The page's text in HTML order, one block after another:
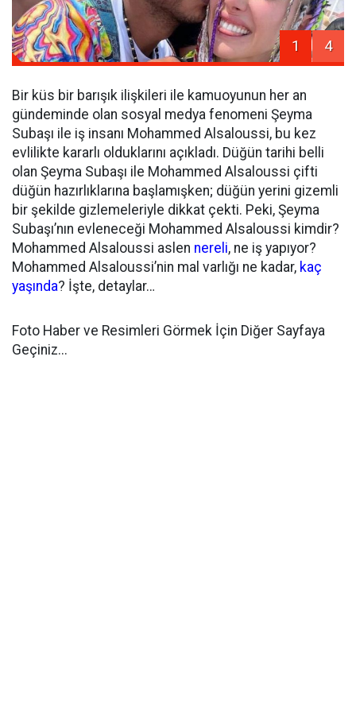
1 4
Bir küs bir barışık ilişkileri ile kamuoyunun her an
gündeminde olan sosyal medya fenomeni Şeyma
Subaşı ile iş insanı Mohammed Alsaloussi, bu kez
evlilikte kararlı olduklarını açıkladı. Düğün tarihi belli
olan Şeyma Subaşı ile Mohammed Alsaloussi çifti
düğün hazırlıklarına başlamışken; düğün yerini gizemli
bir şekilde gizlemeleriyle dikkat çekti. Peki, Şeyma
Subaşı’nın evleneceği Mohammed Alsaloussi kimdir?
Mohammed Alsaloussi aslen nereli, ne iş yapıyor?
Mohammed Alsaloussi’nin mal varlığı ne kadar, kaç
yaşında? İşte, detaylar…
Foto Haber ve Resimleri Görmek İçin Diğer Sayfaya
Geçiniz...